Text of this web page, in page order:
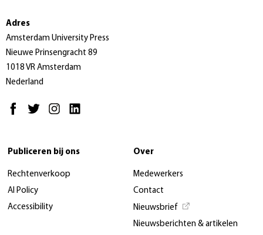
Adres
Amsterdam University Press
Nieuwe Prinsengracht 89
1018 VR Amsterdam
Nederland
Publiceren bij ons
Rechtenverkoop
AI Policy
Accessibility
Over
Medewerkers
Contact
Nieuwsbrief
Nieuwsberichten & artikelen